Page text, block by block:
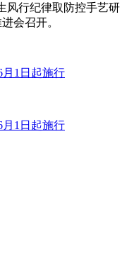
风行纪律取防控手艺研
会召开。
1日起施行
1日起施行